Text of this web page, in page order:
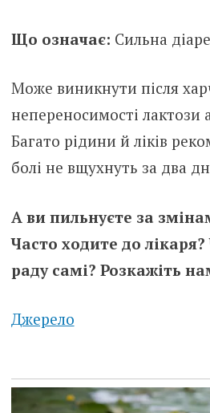
Що означає: Сильна
Може виникнути після
непереносимості лактози
Багато рідини й ліків
болі не вщухнуть за два
А ви пильнуєте за
Часто ходите до лікаря?
раду самі? Розкажіть
Джерело